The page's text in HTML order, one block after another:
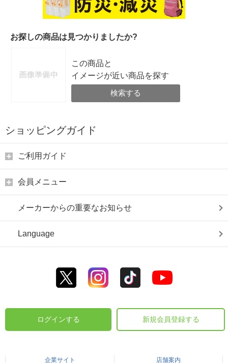
お探しの商品は見つかりましたか?
この商品と
イメージが近い商品を探す
検索する
ショッピングガイド
ご利用ガイド
会員メニュー
メーカーからの重要なお知らせ
Language
ログインする 新規会員登録する
企業サイト 店舗案内